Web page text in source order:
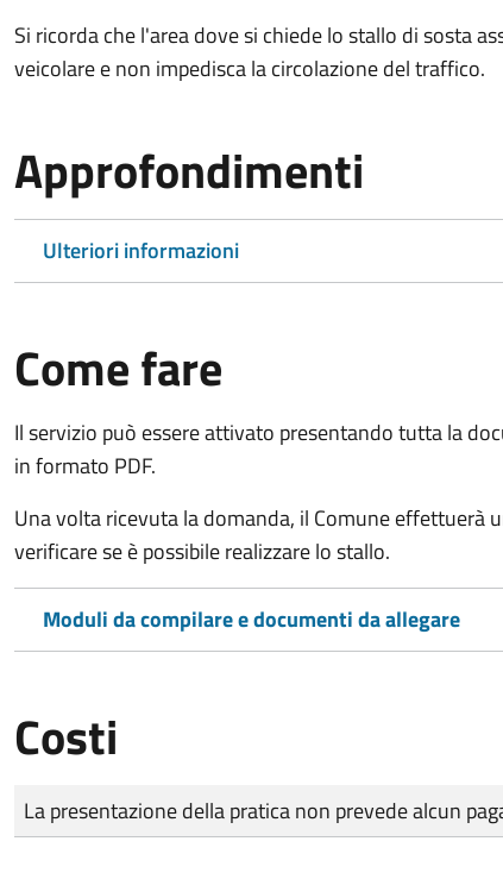
Si ricorda che l'area dove si chiede lo stallo di sosta
veicolare e non impedisca la circolazione del traffico.
Approfondimenti
Ulteriori informazioni
Come fare
Il servizio può essere attivato presentando tutta la
in formato PDF.
Una volta ricevuta la domanda, il Comune effettuerà
verificare se è possibile realizzare lo stallo.
Moduli da compilare e documenti da allegare
Costi
Tipo di pagamento
Importo
La presentazione della pratica non prevede alcun